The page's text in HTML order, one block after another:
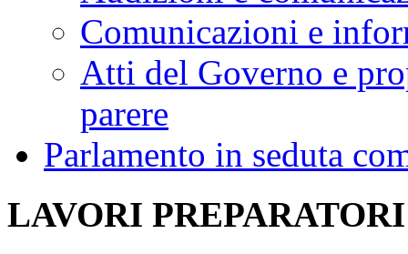
Comunicazioni e
Atti del Governo e
parere
Parlamento in seduta
LAVORI